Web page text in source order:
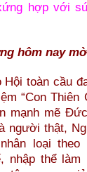
hợp với
hôm nay
toàn cầu
“Con Thiên
mạnh mẽ
người thật,
loại theo
nhập thể